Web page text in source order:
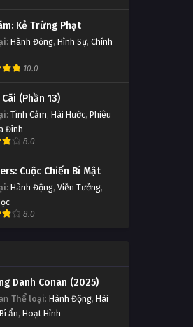
Kẻ Trừng Phạt
: Hành Động, Hình Sự, Chính
10.0
(Phần 13)
: Tình Cảm, Hài Hước, Phiêu
Đình
8.0
Cuộc Chiến Bí Mật
: Hành Động, Viễn Tưởng,
8.0
Danh Conan (2025)
Thể loại: Hành Động, Hài
Bí ẩn, Hoạt Hình